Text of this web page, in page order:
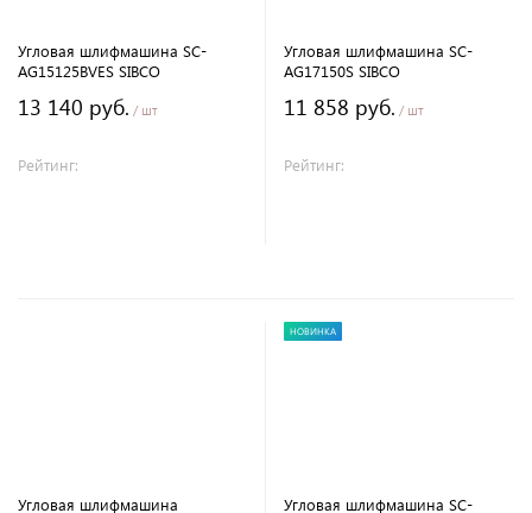
Угловая шлифмашина SC-
AG15125BVES SIBCO
13 140 руб. / шт
Рейтинг:
Угловая шлифмашина SC-
AG17150S SIBCO
11 858 руб. / шт
Рейтинг:
Угловая шлифмашина
НОВИНКА
Угловая шлифмашина SC-